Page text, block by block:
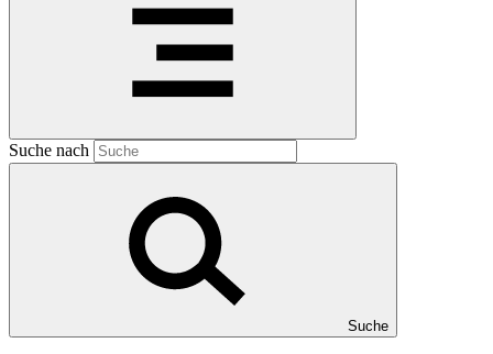
Suche nach
Suche